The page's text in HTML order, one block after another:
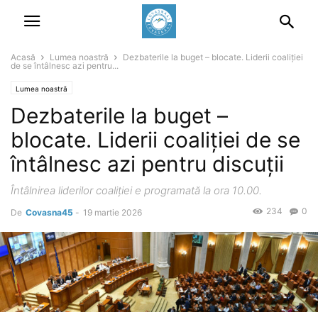
Acasă Lumea noastră
Dezbaterile la buget – blocate. Liderii coaliției
de se întâlnesc azi pentru...
Lumea noastră
Dezbaterile la buget –
blocate. Liderii coaliției de se
întâlnesc azi pentru discuții
Întâlnirea liderilor coaliției e programată la ora 10.00.
De Covasna45 - 19 martie 2026 0
234